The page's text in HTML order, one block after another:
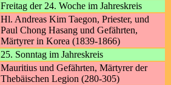
Freitag der 24. Woche im Jahreskreis
Hl. Andreas Kim Taegon, Priester, und
Paul Chong Hasang und Gefährten,
Märtyrer in Korea (1839-1866)
25. Sonntag im Jahreskreis
Mauritius und Gefährten, Märtyrer der
Thebäischen Legion (280-305)